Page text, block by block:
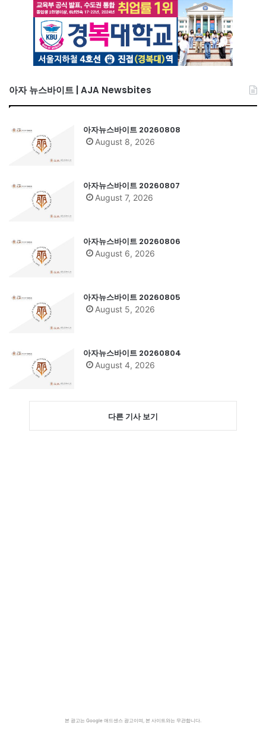
아자 뉴스바이트 | AJA Newsbites
아자뉴스바이트 20260808
August 8, 2026
아자뉴스바이트 20260807
August 7, 2026
아자뉴스바이트 20260806
August 6, 2026
아자뉴스바이트 20260805
August 5, 2026
아자뉴스바이트 20260804
August 4, 2026
다른 기사 보기
본 광고는 Google 애드센스 광고이며, 본 사이트와는 무관합니다.